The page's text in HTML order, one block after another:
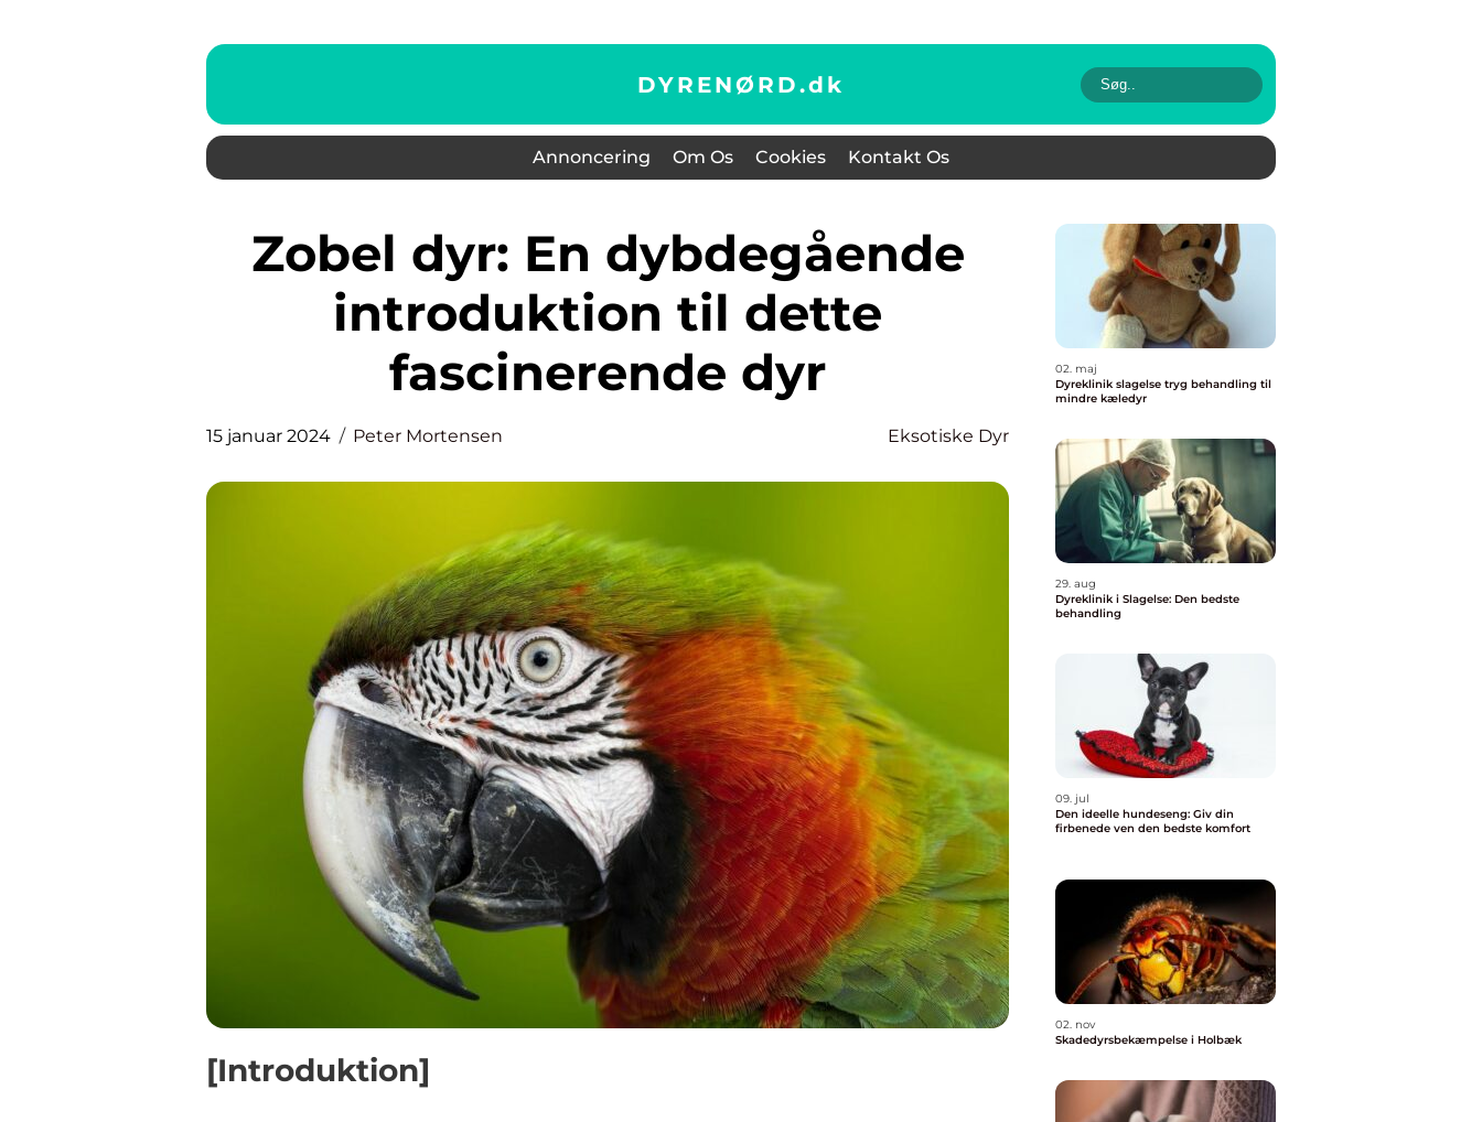
DYRENØRD.dk
Annoncering Om Os Cookies Kontakt Os
Zobel dyr: En dybdegående
introduktion til dette
fascinerende dyr
15 januar 2024 Peter Mortensen Eksotiske Dyr
[Introduktion]
02. maj
Dyreklinik slagelse tryg behandling til
mindre kæledyr
29. aug
Dyreklinik i Slagelse: Den bedste
behandling
09. jul
Den ideelle hundeseng: Giv din
firbenede ven den bedste komfort
02. nov
Skadedyrsbekæmpelse i Holbæk